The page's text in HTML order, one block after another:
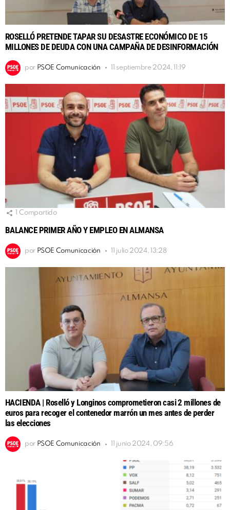
ROSELLÓ PRETENDE TAPAR SU DESASTRE ECONÓMICO DE 15
MILLONES DE DEUDA CON UNA CAMPAÑA DE DESINFORMACIÓN
por PSOE Comunicación 11 septiembre 2024, 11:19
Compartido
BALANCE PRIMER AÑO Y EMPLEO EN ALMANSA
por PSOE Comunicación 11 julio 2024, 13:28
HACIENDA | Roselló y Longinos comprometieron casi 2 millones de
euros para recoger el contenedor marrón un mes antes de perder
las elecciones
por PSOE Comunicación 11 junio 2024, 09:56